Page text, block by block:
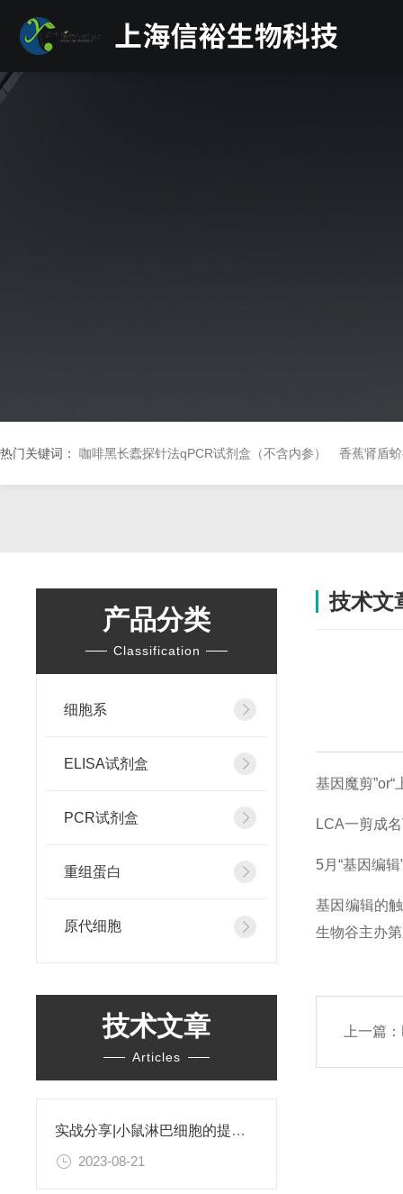
热门关键词： 咖啡黑长蠹探针法qPCR试剂盒（不含内参） 香蕉肾盾
产品分类
Classification
细胞系
ELISA试剂盒
PCR试剂盒
重组蛋白
原代细胞
技术文章
Articles
实战分享|小鼠淋巴细胞的提取和分选之经验小结
2023-08-21
技术文
基因魔剪”or“
LCA一剪成
5月“基因编
基因编辑的
生物谷主办
上一篇：